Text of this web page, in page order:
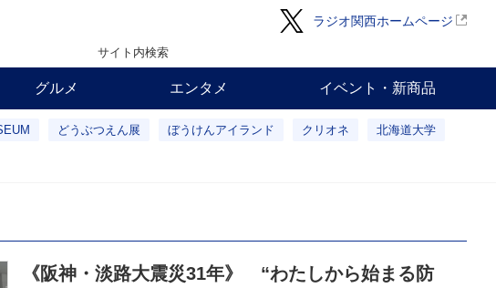
ラジオ関西ホームページ
サイト内検索
グルメ エンタメ イベント・新商品
どうぶつえん展 ぼうけんアイランド クリオネ 北海道大学
《阪神・淡路大震災31年》 “わたしから始まる防